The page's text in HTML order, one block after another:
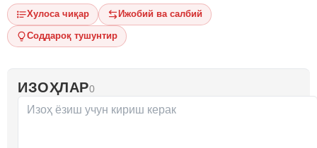
Хулоса чиқар Ижобий ва салбий
Соддароқ тушунтир
ИЗОҲЛАР0